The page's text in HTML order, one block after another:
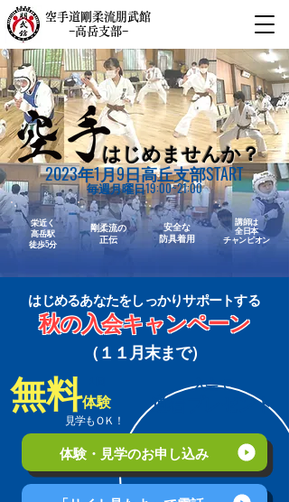
空手道剛柔流朋武館
−高岳支部−
2023年1月9日高丘支部START
毎週月曜日19:00~21:00
はじめませんか？
栄近く
高岳駅
​徒歩5分
剛柔流の
正伝
安全な
防具着用
講師は
全日本
チャンピオン
​はじめるあなたをしっかりサポートする
秋の入会キャンペーン
（１１ 月末まで）
無料体験
​見学もＯＫ！
入会で
道着プレゼント
体験・見学のお申し込み